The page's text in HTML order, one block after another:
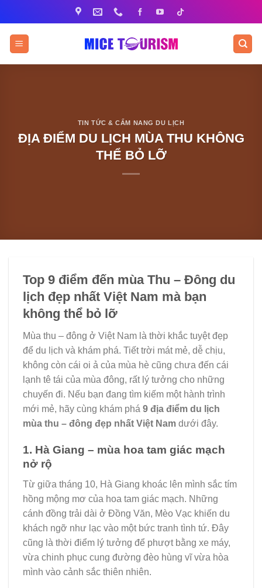
qua
nội
dung
TIN TỨC & CẨM NANG DU LỊCH
ĐỊA ĐIỂM DU LỊCH MÙA THU KHÔNG
THỂ BỎ LỠ
Top 9 điểm đến mùa Thu – Đông du
lịch đẹp nhất Việt Nam mà bạn
không thể bỏ lỡ
Mùa thu – đông ở Việt Nam là thời khắc tuyệt đẹp
để du lịch và khám phá. Tiết trời mát mẻ, dễ chịu,
không còn cái oi ả của mùa hè cũng chưa đến cái
lạnh tê tái của mùa đông, rất lý tưởng cho những
chuyến đi. Nếu bạn đang tìm kiếm một hành trình
mới mẻ, hãy cùng khám phá 9 địa điểm du lịch
mùa thu – đông đẹp nhất Việt Nam dưới đây.
1. Hà Giang – mùa hoa tam giác mạch
nở rộ
Từ giữa tháng 10, Hà Giang khoác lên mình sắc tím
hồng mộng mơ của hoa tam giác mạch. Những
cánh đồng trải dài ở Đồng Văn, Mèo Vạc khiến du
khách ngỡ như lạc vào một bức tranh tình tứ. Đây
cũng là thời điểm lý tưởng để phượt bằng xe máy,
vừa chinh phục cung đường đèo hùng vĩ vừa hòa
mình vào cảnh sắc thiên nhiên.